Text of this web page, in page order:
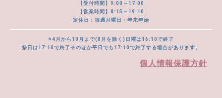
【受付時間】9:00～17:00
【営業時間】8:15～19:10
定休日：毎週月曜日・年末年始
※4月から10月まで(8月を除く)日曜は16:10で終了
祭日は17:10で終了そのほか平日でも17:10で終了する場合があります。
個人情報保護方針